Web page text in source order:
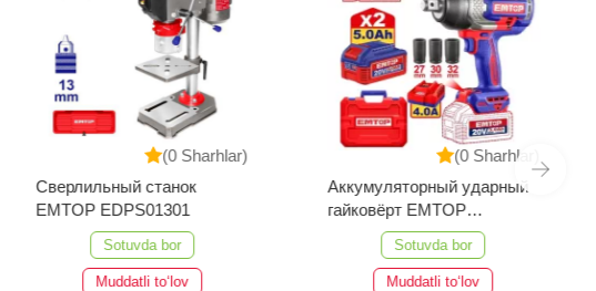
(0 Sharhlar)
Сверлильный станок
EMTOP EDPS01301
Sotuvda bor
Muddatli to‘lov
(0 Sharhlar)
Аккумуляторный ударный
гайковёрт EMTOP
ECIWL20135
Sotuvda bor
Muddatli to‘lov